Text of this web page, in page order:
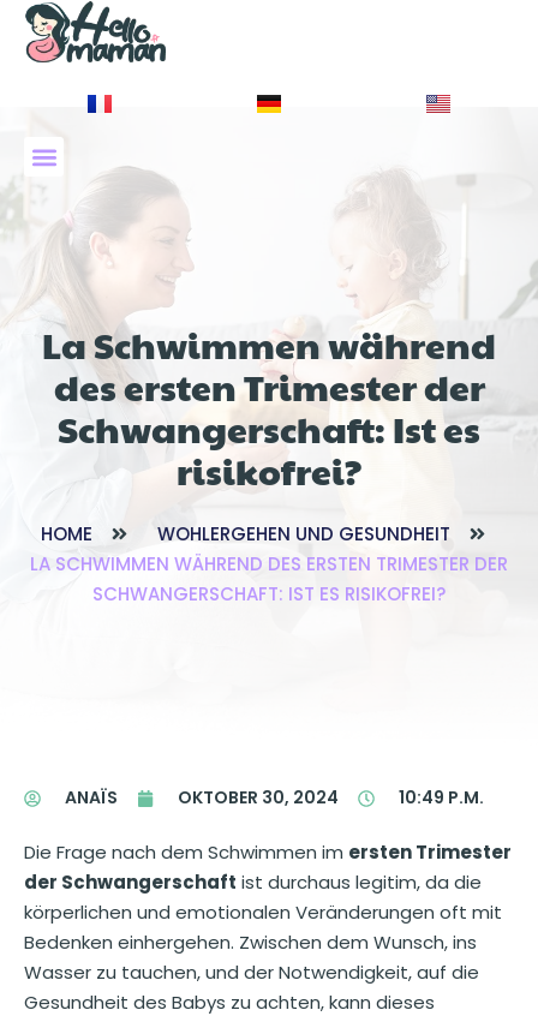
La Schwimmen während
des ersten Trimester der
Schwangerschaft: Ist es
risikofrei?
HOME
WOHLERGEHEN UND GESUNDHEIT
LA SCHWIMMEN WÄHREND DES ERSTEN TRIMESTER DER
SCHWANGERSCHAFT: IST ES RISIKOFREI?
ANAÏS OKTOBER 30, 2024 10:49 P.M.
Die Frage nach dem Schwimmen im ersten Trimester
der Schwangerschaft ist durchaus legitim, da die
körperlichen und emotionalen Veränderungen oft mit
Bedenken einhergehen. Zwischen dem Wunsch, ins
Wasser zu tauchen, und der Notwendigkeit, auf die
Gesundheit des Babys zu achten, kann dieses